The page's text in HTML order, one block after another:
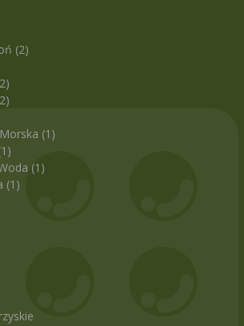
(2)
(1)
(1)
(1)